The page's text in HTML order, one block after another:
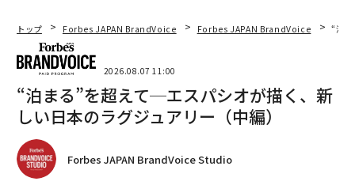
トップ Forbes JAPAN BrandVoice Forbes JAPAN BrandVoice “泊
2026.08.07 11:00
“泊まる”を超えて─エスパシオが描く、新
しい日本のラグジュアリー（中編）
Forbes JAPAN BrandVoice Studio